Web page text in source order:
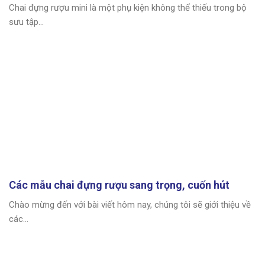
Chai đựng rượu mini là một phụ kiện không thể thiếu trong bộ
sưu tập...
Các mẫu chai đựng rượu sang trọng, cuốn hút
Chào mừng đến với bài viết hôm nay, chúng tôi sẽ giới thiệu về
các...